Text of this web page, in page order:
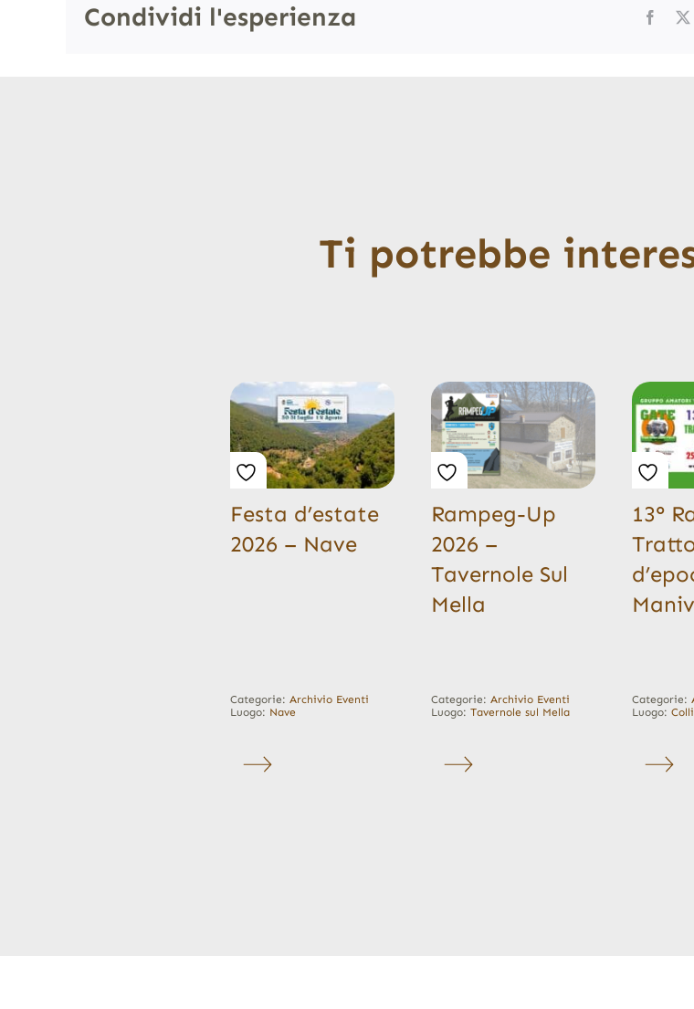
Condividi l'esperienza
Ti potrebbe
Festa d’estate
2026 – Nave
Categorie:Archivio Eventi
Luogo: Nave
Rampeg-Up
2026 –
Tavernole Sul
Mella
Categorie:Archivio Eventi
Luogo:Tavernole sul Mella
13°
Categorie:
Luogo: